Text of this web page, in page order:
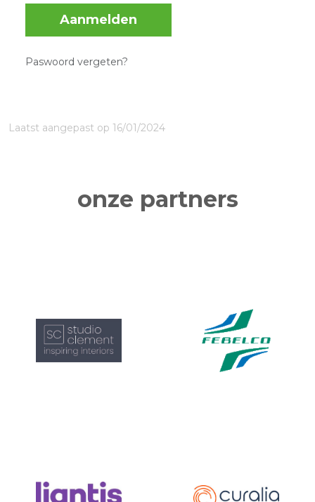
Aanmelden
Paswoord vergeten?
Laatst aangepast op 16/01/2024
onze partners